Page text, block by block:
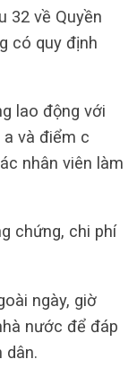
32 về Quyền
có quy định
lao động với
và điểm c
nhân viên làm
chứng, chi phí
ngày, giờ
nước để đáp
dân.